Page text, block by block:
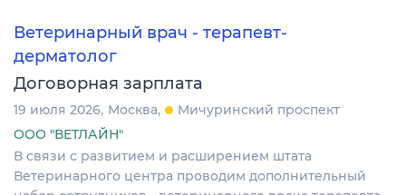
Ветеринарный врач - терапевт-
дерматолог
Договорная зарплата
19 июля 2026 Москва
Мичуринский проспект
ООО "ВЕТЛАЙН"
В связи с развитием и расширением штата
Ветеринарного центра проводим дополнительный